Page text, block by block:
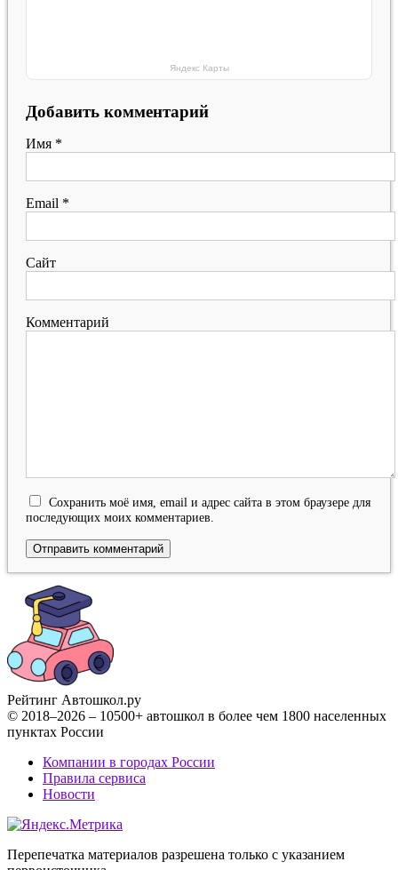
Яндекс Карты
Добавить комментарий
Имя *
Email *
Сайт
Комментарий
Сохранить моё имя, email и адрес сайта в этом браузере для
последующих моих комментариев.
Рейтинг Автошкол.ру
© 2018–2026 – 10500+ автошкол в более чем 1800 населенных
пунктах России
Компании в городах России
Правила сервиса
Новости
Перепечатка материалов разрешена только с указанием